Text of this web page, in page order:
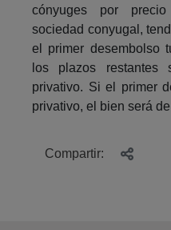
cónyuges por
sociedad conyugal,
el primer desembolso
los plazos restantes
privativo. Si el primer
privativo, el bien será
Compartir: